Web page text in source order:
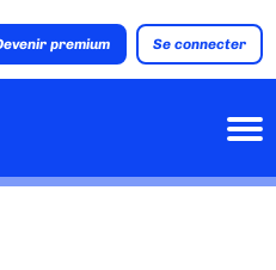
premium Se connecter